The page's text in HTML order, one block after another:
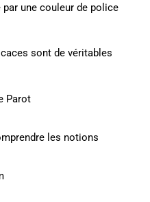
une couleur de police
sont de véritables
Parot
les notions